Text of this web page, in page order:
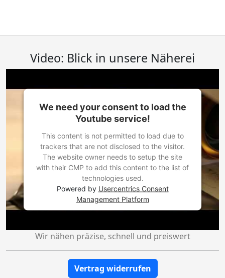
Video: Blick in unsere Näherei
We need your consent to load the
Youtube service!
This content is not permitted to load due to
trackers that are not disclosed to the visitor.
The website owner needs to setup the site
with their CMP to add this content to the list of
technologies used.
Powered by Usercentrics Consent
Management Platform
Wir nähen präzise, schnell und preiswert
Vertrag widerrufen